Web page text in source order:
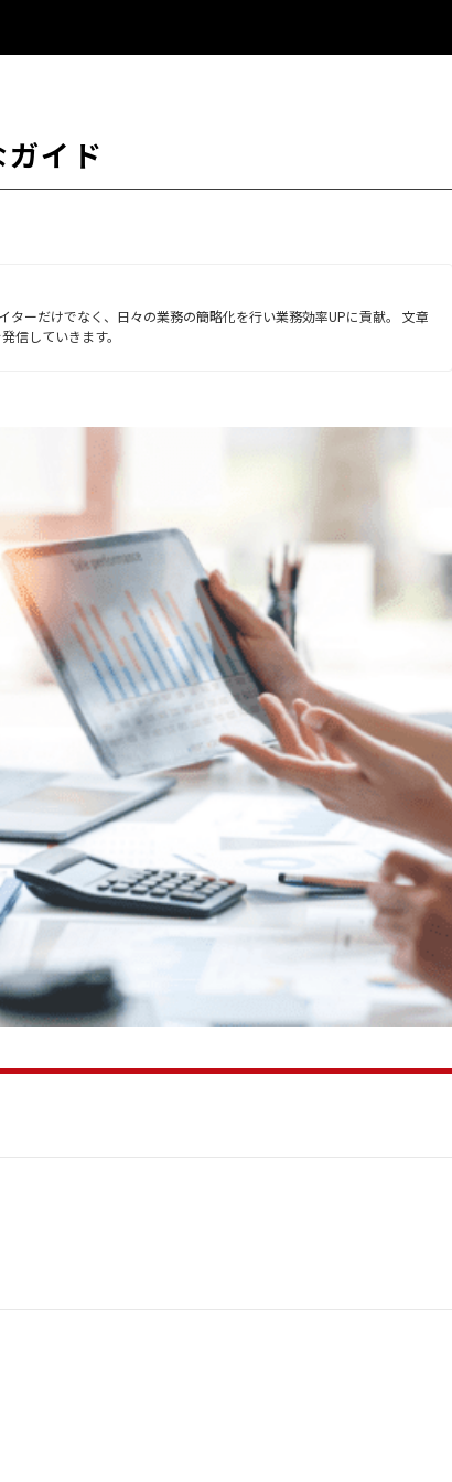
イド
ーだけでなく、日々の業務の簡略化を行い業務効率UPに貢献。 文章
信していきます。